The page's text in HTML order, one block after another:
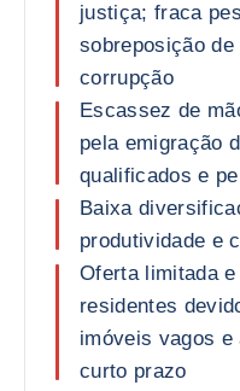
justiça; fraca
sobreposição
corrupção
Escassez de
pela emigração
qualificados e
Baixa
produtividade e
Oferta limitada
residentes
imóveis vagos
curto prazo